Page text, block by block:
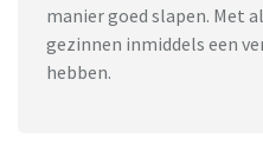
manier goed slapen. Met
gezinnen inmiddels een
hebben.